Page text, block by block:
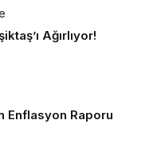
Ağırlıyor!
Enflasyon Raporu